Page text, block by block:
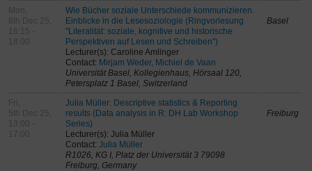
Mon,
8th Dec 25,
16:15 -
Wie Bücher soziale Unterschiede kommunizieren.
Einblicke in die Lesesoziologie (Ringvorlesung
"Literalität: soziale, kognitive und historische
Perspektiven auf Lesen und Schreiben")
Lecturer(s): Caroline Amlinger
Contact: Mirjam Weder, Michiel de Vaan
Universität Basel, Kollegienhaus, Hörsaal 120,
Petersplatz 1 Basel, Switzerland
Basel
Fri,
5th Dec 25,
13:00 -
17:00
Julia Müller: Descriptive statistics & Reporting
results (Data analysis in R: DH Lab Workshop
Series)
Lecturer(s): Julia Müller
Contact: Julia Müller
R1026, KG I, Platz der Universität 3 79098
Freiburg, Germany
Freiburg